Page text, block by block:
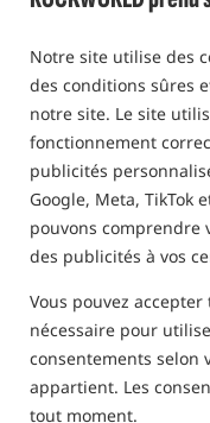
Notre site utilise des
des conditions sûres
notre site. Le site
fonctionnement
publicités
Google, Meta, TikTok
pouvons comprendre
des publicités à vos
Vous pouvez
nécessaire pour
consentements selon
appartient. Les
tout moment.
Nouveauté!